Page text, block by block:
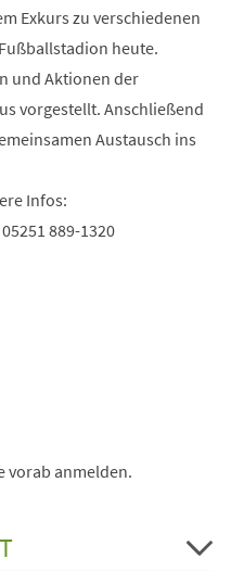
Exkurs zu verschiedenen
heute.
und Aktionen der
vorgestellt. Anschließend
Austausch ins
Infos:
889-1320
vorab anmelden.